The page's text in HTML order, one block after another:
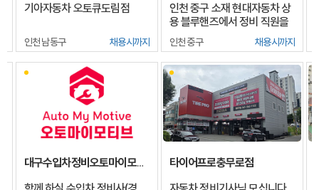
기아자동차 오토큐도림점
인천 남동구 채용시까지
대구수입차정비오토마이모티브
인천 중구 소재 현대자동차 상
용 블루핸즈에서 정비 직원을
모집합니다. (주 5일 근무)
인천 중구 채용시까지
타이어프로충무로점